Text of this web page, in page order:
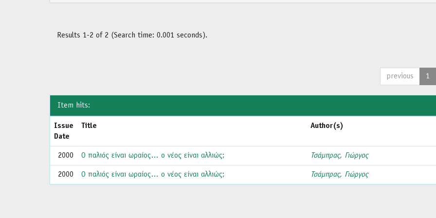
Results 1-2 of 2 (Search time: 0.001 seconds).
previous 1
Item hits:
Issue
Date
Title Author(s)
2000 Ο παλιός είναι ωραίος… ο νέος είναι αλλιώς; Τσάμπρας, Γιώργος
2000 Ο παλιός είναι ωραίος… ο νέος είναι αλλιώς; Τσάμπρας, Γιώργος